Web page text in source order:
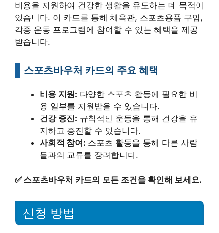
비용을 지원하여 건강한 생활을 유도하는 데 목적이
있습니다. 이 카드를 통해 체육관, 스포츠용품 구입,
각종 운동 프로그램에 참여할 수 있는 혜택을 제공
받습니다.
스포츠바우처 카드의 주요 혜택
비용 지원: 다양한 스포츠 활동에 필요한 비
용 일부를 지원받을 수 있습니다.
건강 증진: 규칙적인 운동을 통해 건강을 유
지하고 증진할 수 있습니다.
사회적 참여: 스포츠 활동을 통해 다른 사람
들과의 교류를 장려합니다.
✅ 스포츠바우처 카드의 모든 조건을 확인해 보세요.
신청 방법